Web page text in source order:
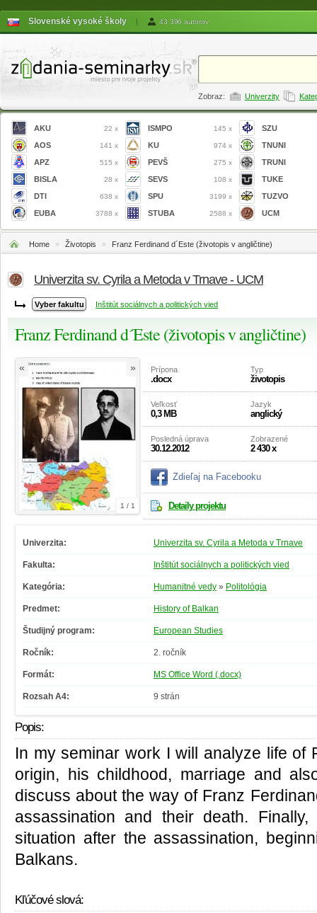
Slovenské vysoké školy | 43 396 autorov
Zobraz: Univerzity
AKU 22 x
AOS 141 x
APZ 515 x
BISLA 28 x
DTI 638 x
EUBA 3788 x
ISMPO 145 x
KU 974 x
PEVŠ 275 x
SEVS 108 x
SPU 3199 x
STUBA 2588 x
SZU
TNUNI
TRUNI
TUKE
TUZVO
UCM
Home » Životopis » Franz Ferdinand d´Este (životopis v angličtine)
Univerzita sv. Cyrila a Metoda v Trnave - UCM
Inštitút sociálnych a politických vied
Franz Ferdinand d´Este (životopis v angličtine)
1 / 1
« » Prípona
.docx
Typ
životopis
Veľkosť
0,3 MB
Jazyk
anglický
Posledná úprava
30.12.2012
Zobrazené
2 430 x
Zdieľaj na Facebooku
Detaily projektu
Univerzita: Univerzita sv. Cyrila a Metoda v Trnave
Fakulta: Inštitút sociálnych a politických vied
Kategória: Humanitné vedy » Politológia
Predmet: History of Balkan
Študijný program: European Studies
Ročník: 2. ročník
Formát: MS Office Word (.docx)
Rozsah A4: 9 strán
Popis:
In my seminar work I will analyze life of
origin, his childhood, marriage and
discuss about the way of Franz
assassination and their death.
situation after the assassination,
Balkans.
Kľúčové slová: